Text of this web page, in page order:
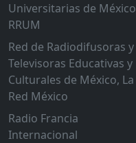
Universitarias de México
RRUM
Red de Radiodifusoras y
Televisoras Educativas y
Culturales de México, La
Red México
Radio Francia
Internacional